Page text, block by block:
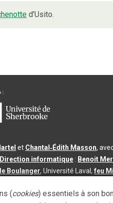
d’Usito.
et Chantal‑Édith Masson,
Direction informatique : Benoit
Boulanger, Université Laval,feu
|3.2.2- Dernière mise à jour du
(cookies) essentiels à son